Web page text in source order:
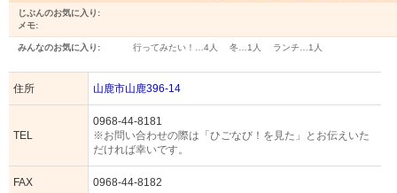
じぶんのお気に入り:
メモ:
みんなのお気に入り: 行ってみたい！… 4人 冬… 1人 ランチ… 1人
住所 山鹿市山鹿396-14
TEL
0968-44-8181
※お問い合わせの際は「ひごなび！を見た」とお伝えいた
だければ幸いです。
FAX 0968-44-8182